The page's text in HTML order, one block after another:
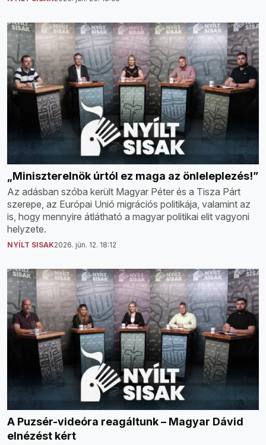
„Miniszterelnök úrtól ez maga az önleleplezés!”
Az adásban szóba került Magyar Péter és a Tisza Párt
szerepe, az Európai Unió migrációs politikája, valamint az
is, hogy mennyire átlátható a magyar politikai elit vagyoni
helyzete.
NYÍLT SISAK2026. jún. 12. 18:12
A Puzsér-videóra reagáltunk – Magyar Dávid
elnézést kért